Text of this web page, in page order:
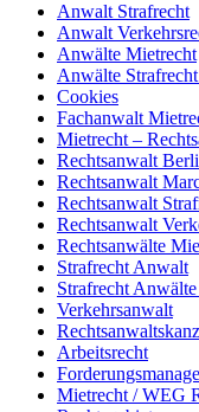
Anwalt Strafrecht
Anwalt
Anwälte Mietrecht
Anwälte
Cookies
Fachanwalt
Mietrecht –
Rechtsanwalt
Rechtsanwalt
Rechtsanwalt
Rechtsanwalt
Rechtsanwälte
Strafrecht Anwalt
Strafrecht
Verkehrsanwalt
Arbeitsrecht
Mietrecht / WEG